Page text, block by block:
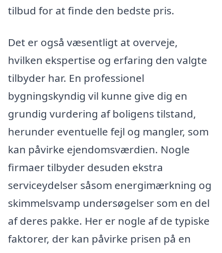
tilbud for at finde den bedste pris.
Det er også væsentligt at overveje,
hvilken ekspertise og erfaring den valgte
tilbyder har. En professionel
bygningskyndig vil kunne give dig en
grundig vurdering af boligens tilstand,
herunder eventuelle fejl og mangler, som
kan påvirke ejendomsværdien. Nogle
firmaer tilbyder desuden ekstra
serviceydelser såsom energimærkning og
skimmelsvamp undersøgelser som en del
af deres pakke. Her er nogle af de typiske
faktorer, der kan påvirke prisen på en